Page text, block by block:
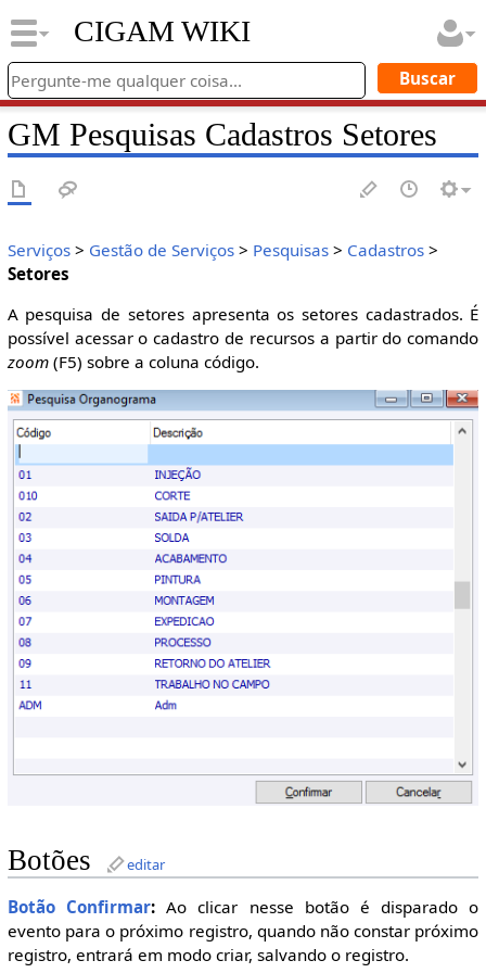
CIGAM WIKI
GM Pesquisas Cadastros Setores
Serviços> Gestão de Serviços> Pesquisas> Cadastros>
Setores
A pesquisa de setores apresenta os setores cadastrados. É
possível acessar o cadastro de recursos a partir do comando
zoom(F5) sobre a coluna código.
Botões editar
Botão Confirmar: Ao clicar nesse botão é disparado o
evento para o próximo registro, quando não constar próximo
registro, entrará em modo criar, salvando o registro.